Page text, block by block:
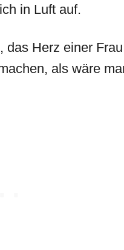
in Luft auf.
Herz einer
als wäre